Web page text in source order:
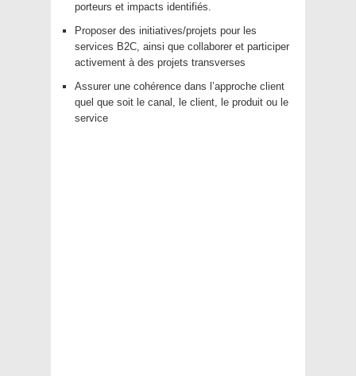
porteurs et impacts identifiés.
Proposer des initiatives/projets pour les
services B2C, ainsi que collaborer et participer
activement à des projets transverses
Assurer une cohérence dans l’approche client
quel que soit le canal, le client, le produit ou le
service